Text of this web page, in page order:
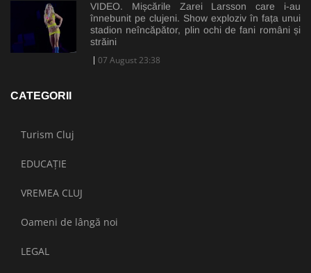
VIDEO. Mișcările Zarei Larsson care i-au
înnebunit pe clujeni. Show exploziv în fața unui
stadion neîncăpător, plin ochi de fani români și
străini
07 August 23:38
CATEGORII
Turism Cluj
EDUCAȚIE
VREMEA CLUJ
Oameni de lângă noi
LEGAL